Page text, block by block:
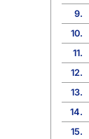
9.
10.
11.
12.
13.
14.
15.